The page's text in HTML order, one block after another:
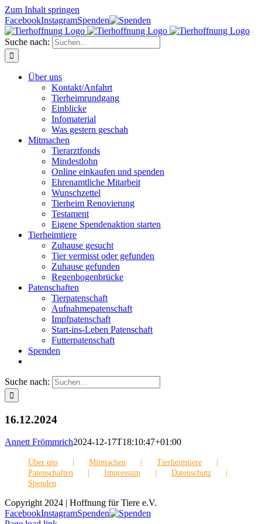
Zum Inhalt springen
FacebookInstagramSpenden
Suche nach:
Über uns
Kontakt/Anfahrt
Tierheimrundgang
Einblicke
Infomaterial
Was gestern geschah
Mitmachen
Tierarztfonds
Mindestlohn
Online einkaufen und spenden
Ehrenamtliche Mitarbeit
Wunschzettel
Tierheim Renovierung
Testament
Eigene Spendenaktion starten
Tierheimtiere
Zuhause gesucht
Tier vermisst oder gefunden
Zuhause gefunden
Regenbogenbrücke
Patenschaften
Tierpatenschaft
Aufnahmepatenschaft
Impfpatenschaft
Start-ins-Leben Patenschaft
Futterpatenschaft
Spenden
Suche nach:
16.12.2024
Annett Frömmrich2024-12-17T18:10:47+01:00
Über uns Mitmachen
Tierheimtiere
Patenschaften
Impressum
Datenschutz
Spenden
Copyright 2024 | Hoffnung für Tiere e.V.
FacebookInstagramSpenden